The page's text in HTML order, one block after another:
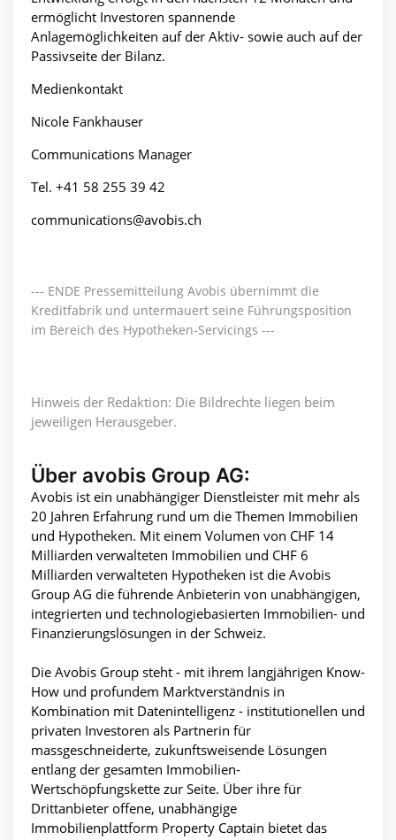
ermöglicht Investoren spannende
Anlagemöglichkeiten auf der Aktiv- sowie auch auf der
Passivseite der Bilanz.
Medienkontakt
Nicole Fankhauser
Communications Manager
Tel. +41 58 255 39 42
communications@avobis.ch
--- ENDE Pressemitteilung Avobis übernimmt die
Kreditfabrik und untermauert seine Führungsposition
im Bereich des Hypotheken-Servicings ---
Hinweis der Redaktion: Die Bildrechte liegen beim
jeweiligen Herausgeber.
Über avobis Group AG:
Avobis ist ein unabhängiger Dienstleister mit mehr als
20 Jahren Erfahrung rund um die Themen Immobilien
und Hypotheken. Mit einem Volumen von CHF 14
Milliarden verwalteten Immobilien und CHF 6
Milliarden verwalteten Hypotheken ist die Avobis
Group AG die führende Anbieterin von unabhängigen,
integrierten und technologiebasierten Immobilien- und
Finanzierungslösungen in der Schweiz.
Die Avobis Group steht - mit ihrem langjährigen Know-
How und profundem Marktverständnis in
Kombination mit Datenintelligenz - institutionellen und
privaten Investoren als Partnerin für
massgeschneiderte, zukunftsweisende Lösungen
entlang der gesamten Immobilien-
Wertschöpfungskette zur Seite. Über ihre für
Drittanbieter offene, unabhängige
Immobilienplattform Property Captain bietet das